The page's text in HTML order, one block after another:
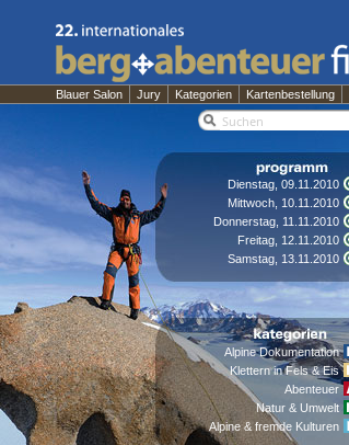
Blauer Salon
Jury Kategorien Kartenbestellung
Dienstag, 09.11.2010
Mittwoch, 10.11.2010
Donnerstag, 11.11.2010
Freitag, 12.11.2010
Samstag, 13.11.2010
Alpine Dokumentation
Klettern in Fels & Eis
Abenteuer
Natur & Umwelt
Alpine & fremde Kulturen